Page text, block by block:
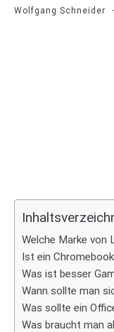
Wolfgang Schneider
Welche Marke von
Ist ein
Was ist besser
Wann sollte man
Was sollte ein
Was braucht man